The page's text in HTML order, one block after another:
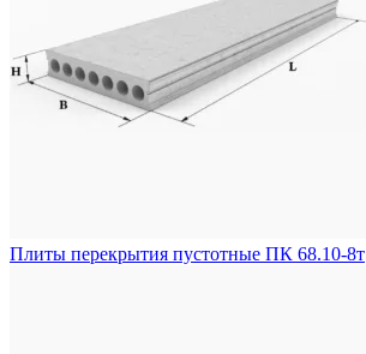
Плиты перекрытия пустотные ПК 68.10-8т